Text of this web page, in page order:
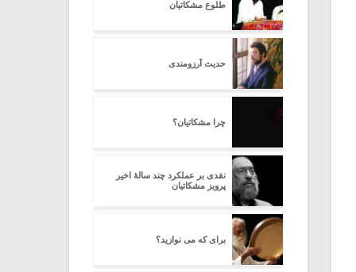
طلوع مشکاتیان
حدیث آرزومندی
چرا مشکاتیان؟
نقدی بر عملکرد چند سالۀ اخیر
پرویز مشکاتیان
برای که می نوازید؟